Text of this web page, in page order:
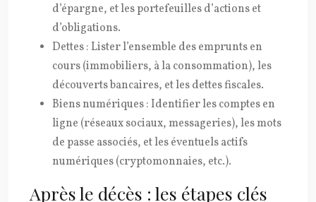
d’épargne, et les portefeuilles d’actions et
d’obligations.
Dettes : Lister l’ensemble des emprunts en
cours (immobiliers, à la consommation), les
découverts bancaires, et les dettes fiscales.
Biens numériques : Identifier les comptes en
ligne (réseaux sociaux, messageries), les mots
de passe associés, et les éventuels actifs
numériques (cryptomonnaies, etc.).
Après le décès : les étapes clés